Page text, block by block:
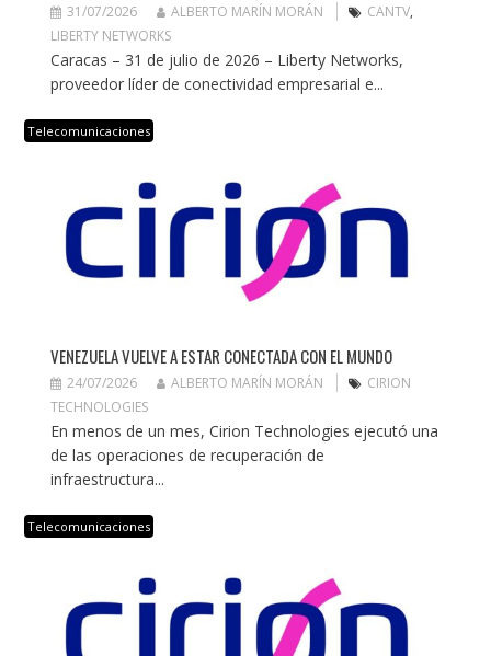
31/07/2026 ALBERTO MARÍN MORÁN CANTV,
LIBERTY NETWORKS
Caracas – 31 de julio de 2026 – Liberty Networks,
proveedor líder de conectividad empresarial e...
Telecomunicaciones
VENEZUELA VUELVE A ESTAR CONECTADA CON EL MUNDO
24/07/2026 ALBERTO MARÍN MORÁN
CIRION
TECHNOLOGIES
En menos de un mes, Cirion Technologies ejecutó una
de las operaciones de recuperación de
infraestructura...
Telecomunicaciones